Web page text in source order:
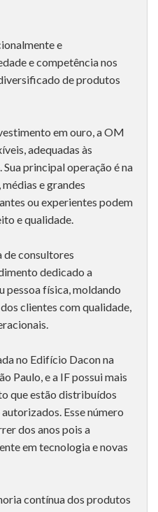
e
e competência nos
de produtos
em ouro, a OM
adequadas às
principal operação é na
e grandes
ou experientes podem
e qualidade.
de consultores
dedicado a
pessoa física, moldando
clientes com qualidade,
no Edifício Dacon na
Paulo, e a IF possui mais
que estão distribuídos
Esse número
dos anos pois a
em tecnologia e novas
contínua dos produtos